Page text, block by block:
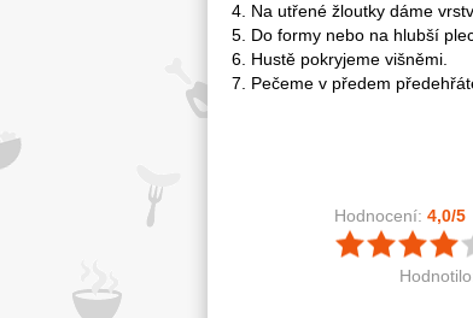
4. Na utřené žloutky dáme
5. Do formy nebo na hlubší
6. Hustě pokryjeme višněmi.
7. Pečeme v předem
Hodnocení: 4,0/5